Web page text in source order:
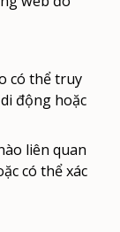
có thể truy
động hoặc
liên quan
có thể xác